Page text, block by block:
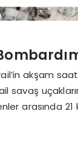
akşam
savaş
arasında 21